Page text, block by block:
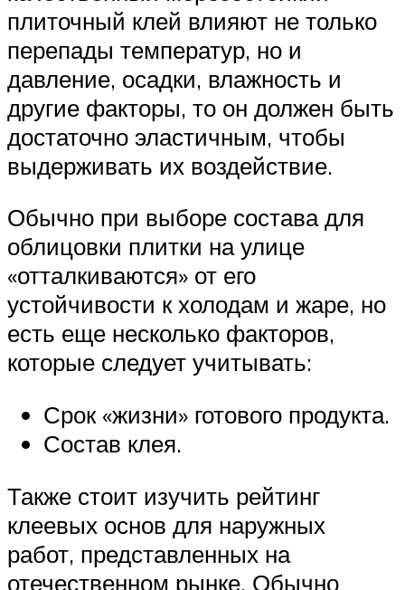
плиточный клей влияют не только
перепады температур, но и
давление, осадки, влажность и
другие факторы, то он должен быть
достаточно эластичным, чтобы
выдерживать их воздействие.
Обычно при выборе состава для
облицовки плитки на улице
«отталкиваются» от его
устойчивости к холодам и жаре, но
есть еще несколько факторов,
которые следует учитывать:
Срок «жизни» готового продукта.
Состав клея.
Также стоит изучить рейтинг
клеевых основ для наружных
работ, представленных на
отечественном рынке. Обычно